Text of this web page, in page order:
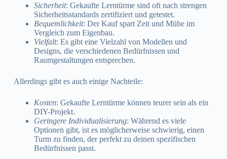
Sicherheit: Gekaufte Lerntürme sind oft nach strengen
Sicherheitsstandards zertifiziert und getestet.
Bequemlichkeit: Der Kauf spart Zeit und Mühe im
Vergleich zum Eigenbau.
Vielfalt: Es gibt eine Vielzahl von Modellen und
Designs, die verschiedenen Bedürfnissen und
Raumgestaltungen entsprechen.
Allerdings gibt es auch einige Nachteile:
Kosten: Gekaufte Lerntürme können teurer sein als ein
DIY-Projekt.
Geringere Individualisierung: Während es viele
Optionen gibt, ist es möglicherweise schwierig, einen
Turm zu finden, der perfekt zu deinen spezifischen
Bedürfnissen passt.